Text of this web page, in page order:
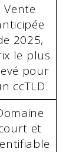
Vente
2025,
le plus
pour
ccTLD
et